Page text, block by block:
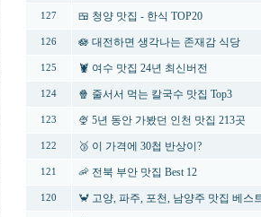
127 🍱 청양 맛집 - 한식 TOP20
126 🪷 대전하면 생각나는 존재감 식당
125 🦞 여수 맛집 24년 최신버전
124 🍿 줄서서 먹는 칼국수 맛집 Top3
123 🍨 5년 동안 가봤던 인천 맛집 213곳
122 🥉 이 가격에 30첩 반상이?
121 🦐 전북 부안 맛집 Best 12
120 🦀 고양, 파주, 포천, 남양주 맛집 베스